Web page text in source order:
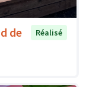
de
Réalisé